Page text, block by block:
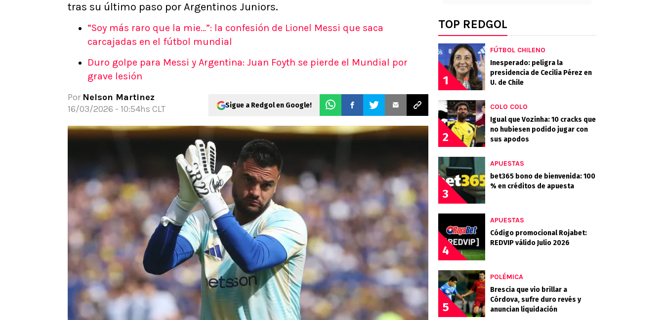
Apuesta del día
tras su último paso por Argentinos Juniors.
“Soy más raro que la mie…”: la confesión de Lionel Messi que saca
carcajadas en el fútbol mundial
Duro golpe para Messi y Argentina: Juan Foyth se pierde el Mundial por
grave lesión
Por Nelson Martinez
16/03/2026 - 10:54hs CLT
Sigue a Redgol en Google!
TOP REDGOL
1
FÚTBOL CHILENO
Inesperado: peligra la
presidencia de Cecilia Pérez en
U. de Chile
2
COLO COLO
Igual que Vozinha: 10 cracks que
no hubiesen podido jugar con
sus apodos
3
APUESTAS
bet365 bono de bienvenida: 100
% en créditos de apuesta
4
APUESTAS
Código promocional Rojabet:
REDVIP válido Julio 2026
5
POLÉMICA
Brescia que vio brillar a
Córdova, sufre duro revés y
anuncian liquidación